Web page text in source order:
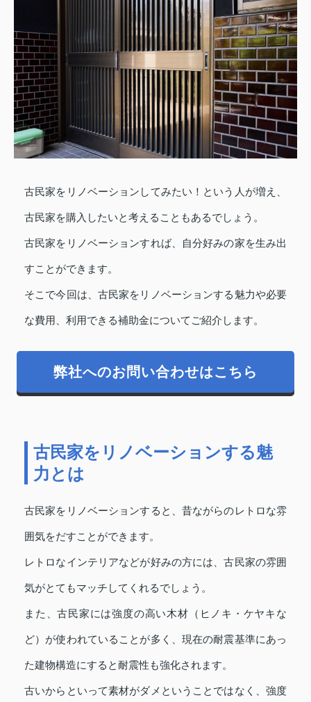
古民家をリノベーションしてみたい！という人が増え、
古民家を購入したいと考えることもあるでしょう。
古民家をリノベーションすれば、自分好みの家を生み出
すことができます。
そこで今回は、古民家をリノベーションする魅力や必要
な費用、利用できる補助金についてご紹介します。
弊社へのお問い合わせはこちら
古民家をリノベーションする魅
力とは
古民家をリノベーションすると、昔ながらのレトロな雰
囲気をだすことができます。
レトロなインテリアなどが好みの方には、古民家の雰囲
気がとてもマッチしてくれるでしょう。
また、古民家には強度の高い木材（ヒノキ・ケヤキな
ど）が使われていることが多く、現在の耐震基準にあっ
た建物構造にすると耐震性も強化されます。
古いからといって素材がダメということではなく、強度